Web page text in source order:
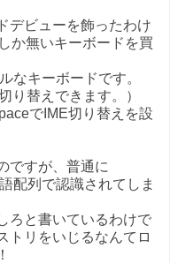
デビューを飾ったわけ
か無いキーボードを買
なキーボードです。
り替えできます。）
でIME切り替えを設
ですが、普通に
配列で認識されてしま
ろと書いているわけで
トリをいじるなんてロ